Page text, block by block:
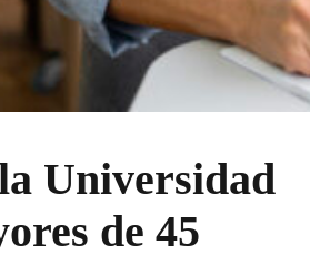
Universidad
de 45